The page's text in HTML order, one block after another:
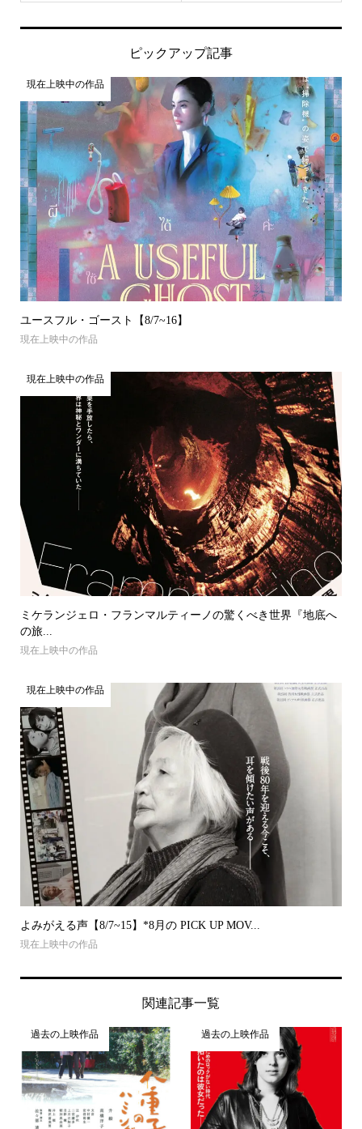
ピックアップ記事
現在上映中の作品
ユースフル・ゴースト【8/7~16】
現在上映中の作品
現在上映中の作品
ミケランジェロ・フランマルティーノの驚くべき世界『地底へ
の旅...
現在上映中の作品
現在上映中の作品
よみがえる声【8/7~15】*8月の PICK UP MOV...
現在上映中の作品
関連記事一覧
過去の上映作品 過去の上映作品